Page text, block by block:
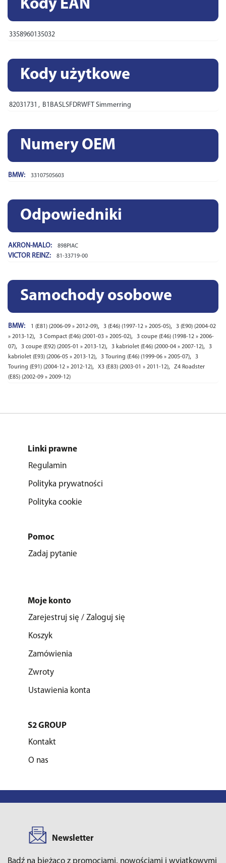
Kody EAN
3358960135032
Kody użytkowe
82031731 , B1BASLSFDRWFT Simmerring
Numery OEM
BMW: 33107505603
Odpowiedniki
AKRON-MALO: 898PIAC
VICTOR REINZ: 81-33719-00
Samochody osobowe
BMW: 1 (E81) (2006-09 » 2012-09), 3 (E46) (1997-12 » 2005-05),
3 (E90) (2004-02
» 2013-12), 3 Compact (E46) (2001-03 » 2005-02),
3 coupe (E46) (1998-12 » 2006-
07), 3 coupe (E92) (2005-01 » 2013-12), 3 kabriolet (E46) (2000-04 » 2007-12),
3
kabriolet (E93) (2006-05 » 2013-12), 3 Touring (E46) (1999-06 » 2005-07),
3
Touring (E91) (2004-12 » 2012-12), X3 (E83) (2003-01 » 2011-12),
Z4 Roadster
(E85) (2002-09 » 2009-12)
Linki prawne
Regulamin
Polityka prywatności
Polityka cookie
Pomoc
Zadaj pytanie
Moje konto
Zarejestruj się / Zaloguj się
Koszyk
Zamówienia
Zwroty
Ustawienia konta
S2 GROUP
Kontakt
O nas
Newsletter
Bądź na bieżąco z promocjami, nowościami i wyjątkowymi